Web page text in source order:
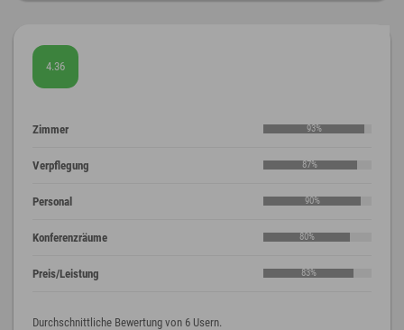
4.36
Zimmer 93%
Verpflegung 87%
Personal 90%
Konferenzräume 80%
Preis/Leistung 83%
Durchschnittliche Bewertung von 6 Usern.